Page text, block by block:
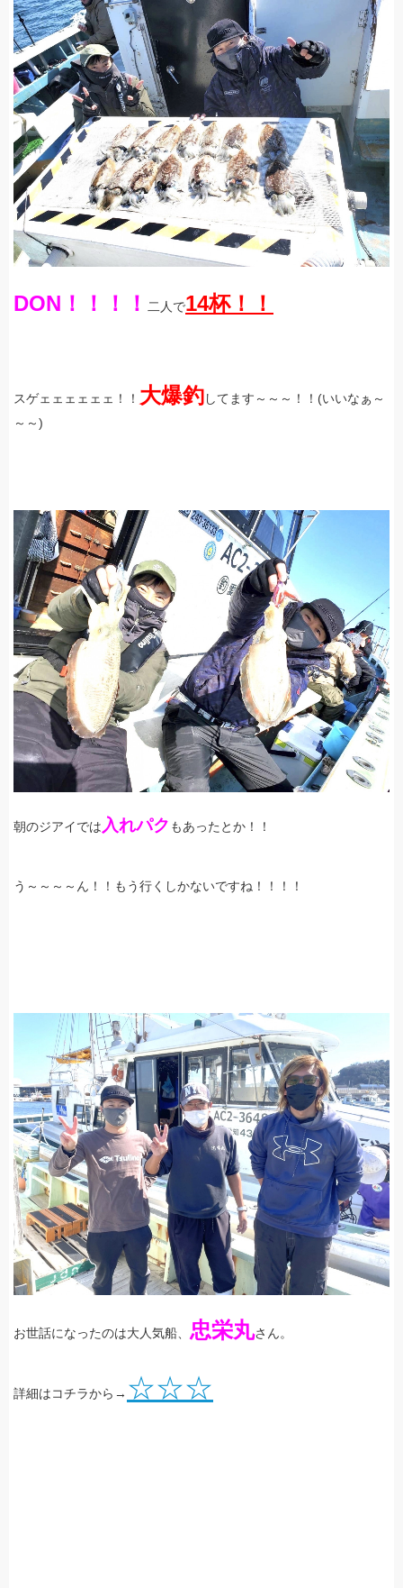
DON！！！！ 二人で14杯！！
スゲェェェェェェ！！ 大爆釣してます～～～！！(いいなぁ～
～～)
朝のジアイでは 入れパク もあったとか！！
う～～～～ん！！もう行くしかないですね！！！！
お世話になったのは大人気船、 忠栄丸さん。
詳細はコチラから→ ☆☆☆